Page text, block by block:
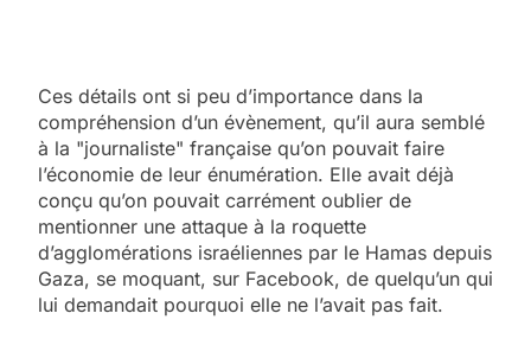
Ces détails ont si peu d’importance dans la
compréhension d’un évènement, qu’il aura semblé
à la "journaliste" française qu’on pouvait faire
l’économie de leur énumération. Elle avait déjà
conçu qu’on pouvait carrément oublier de
mentionner une attaque à la roquette
d’agglomérations israéliennes par le Hamas depuis
Gaza, se moquant, sur Facebook, de quelqu’un qui
lui demandait pourquoi elle ne l’avait pas fait.